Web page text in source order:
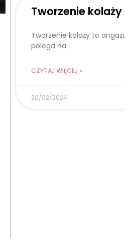
Tworzenie kolaży
Tworzenie kolaży to
polega na
CZYTAJ WIĘCEJ »
20/02/2024